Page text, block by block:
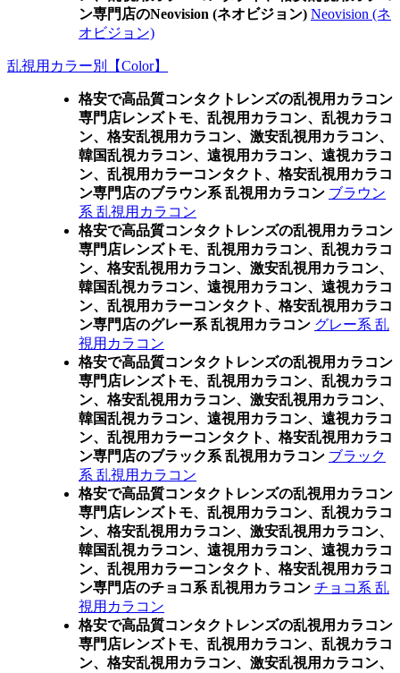
ン専門店のNeovision (ネオビジョン) Neovision (ネ
オビジョン)
乱視用カラー別【Color】
格安で高品質コンタクトレンズの乱視用カラコン
専門店レンズトモ、乱視用カラコン、乱視カラコ
ン、格安乱視用カラコン、激安乱視用カラコン、
韓国乱視カラコン、遠視用カラコン、遠視カラコ
ン、乱視用カラーコンタクト、格安乱視用カラコ
ン専門店のブラウン系 乱視用カラコン ブラウン
系 乱視用カラコン
格安で高品質コンタクトレンズの乱視用カラコン
専門店レンズトモ、乱視用カラコン、乱視カラコ
ン、格安乱視用カラコン、激安乱視用カラコン、
韓国乱視カラコン、遠視用カラコン、遠視カラコ
ン、乱視用カラーコンタクト、格安乱視用カラコ
ン専門店のグレー系 乱視用カラコン グレー系 乱
視用カラコン
格安で高品質コンタクトレンズの乱視用カラコン
専門店レンズトモ、乱視用カラコン、乱視カラコ
ン、格安乱視用カラコン、激安乱視用カラコン、
韓国乱視カラコン、遠視用カラコン、遠視カラコ
ン、乱視用カラーコンタクト、格安乱視用カラコ
ン専門店のブラック系 乱視用カラコン ブラック
系 乱視用カラコン
格安で高品質コンタクトレンズの乱視用カラコン
専門店レンズトモ、乱視用カラコン、乱視カラコ
ン、格安乱視用カラコン、激安乱視用カラコン、
韓国乱視カラコン、遠視用カラコン、遠視カラコ
ン、乱視用カラーコンタクト、格安乱視用カラコ
ン専門店のチョコ系 乱視用カラコン チョコ系 乱
視用カラコン
格安で高品質コンタクトレンズの乱視用カラコン
専門店レンズトモ、乱視用カラコン、乱視カラコ
ン、格安乱視用カラコン、激安乱視用カラコン、